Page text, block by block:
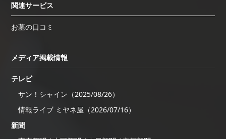
関連サービス
お墓の口コミ
メディア掲載情報
テレビ
サン！シャイン（2025/08/26）
情報ライブ ミヤネ屋（2026/07/16）
新聞